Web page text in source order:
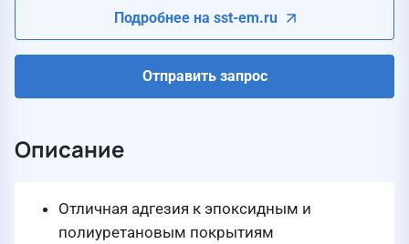
Подробнее на sst-em.ru
Отправить запрос
Описание
Отличная адгезия к эпоксидным и
полиуретановым покрытиям